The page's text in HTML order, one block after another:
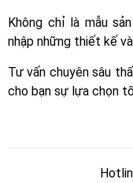
Không chỉ là mẫu
nhập những thiết kế
Tư vấn chuyên sâu
cho bạn sự lựa chọn